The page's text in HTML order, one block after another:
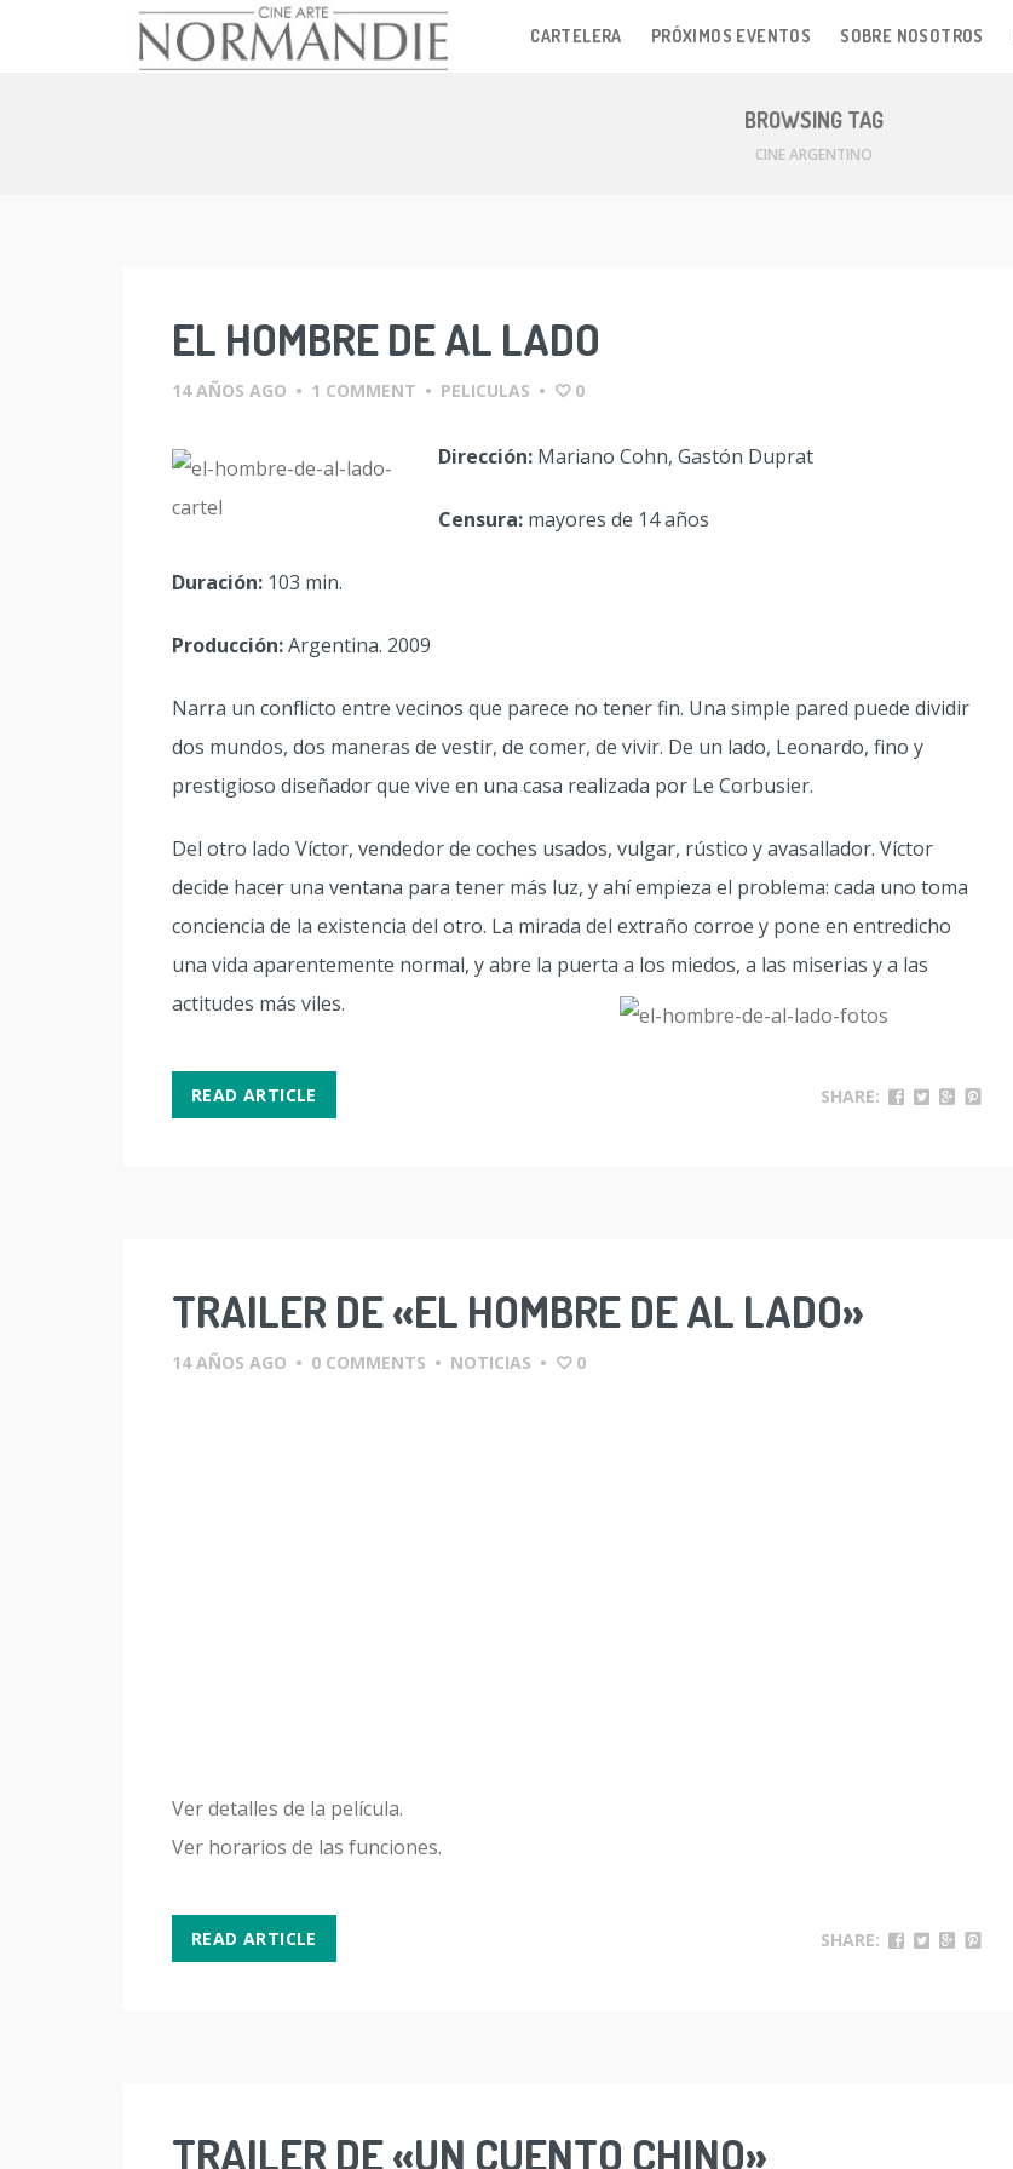
CARTELERA PRÓXIMOS EVENTOS SOBRE NOSOTROS
BROWSING TAG
CINE ARGENTINO
EL HOMBRE DE AL LADO
14 AÑOS AGO • 1 COMMENT • PELICULAS • 0
Dirección: Mariano Cohn, Gastón Duprat
Censura: mayores de 14 años
Duración: 103 min.
Producción:Argentina. 2009
Narra un conflicto entre vecinos que parece no tener fin. Una simple pared puede dividir
dos mundos, dos maneras de vestir, de comer, de vivir. De un lado, Leonardo, fino y
prestigioso diseñador que vive en una casa realizada por Le Corbusier.
Del otro lado Víctor, vendedor de coches usados, vulgar, rústico y avasallador. Víctor
decide hacer una ventana para tener más luz, y ahí empieza el problema: cada uno toma
conciencia de la existencia del otro. La mirada del extraño corroe y pone en entredicho
una vida aparentemente normal, y abre la puerta a los miedos, a las miserias y a las
actitudes más viles.
READ ARTICLE SHARE:
TRAILER DE «EL HOMBRE DE AL LADO»
14 AÑOS AGO • 0 COMMENTS • NOTICIAS • 0
Ver detalles de la película.
Ver horarios de las funciones.
READ ARTICLE SHARE:
TRAILER DE «UN CUENTO CHINO»